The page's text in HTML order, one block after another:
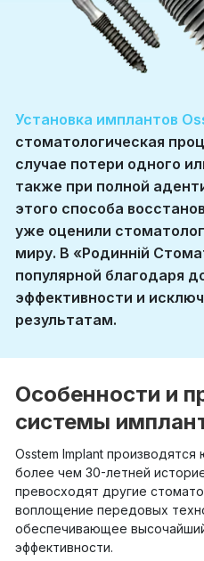
Установка имплантов
стоматологическая
случае потери одного
также при полной
этого способа
уже оценили
миру. В «Родинній
популярной благодаря
эффективности и
результатам.
Особенности и
системы
Osstem Implant
более чем 30-летней
превосходят другие
воплощение передовых
обеспечивающее
эффективности.